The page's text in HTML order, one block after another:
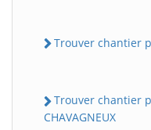
Trouver chantier
Trouver chantier
CHAVAGNEUX